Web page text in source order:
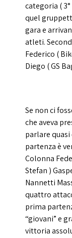
categoria (
quel
gara e
atleti.
Federico (
Diego ( GS
Se non ci
che aveva
parlare
partenza è
Colonna
Stefan )
Nannetti
quattro
prima
“giovani” e
vittoria